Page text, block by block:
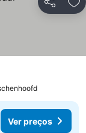
Partilhar
Ver preços